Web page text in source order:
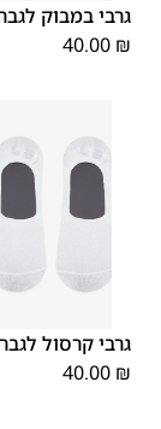
גרבי במבוק
40.00 ₪
גרבי קרסול
40.00 ₪